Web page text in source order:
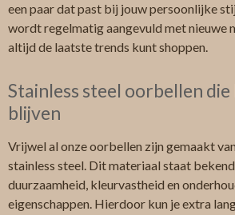
een paar dat past bij jouw persoonlijke
wordt regelmatig aangevuld met nieuwe
altijd de laatste trends kunt shoppen.
Stainless steel oorbellen die
blijven
Vrijwel al onze oorbellen zijn gemaakt
stainless steel. Dit materiaal staat
duurzaamheid, kleurvastheid en
eigenschappen. Hierdoor kun je extra